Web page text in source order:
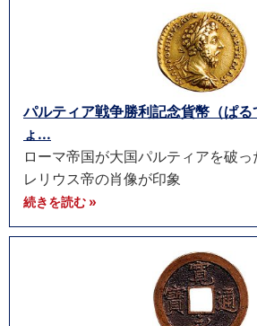
パルティア戦争勝利記念貨幣（ぱる
ょ...
ローマ帝国が大国パルティアを破
レリウス帝の肖像が印象
続きを読む »